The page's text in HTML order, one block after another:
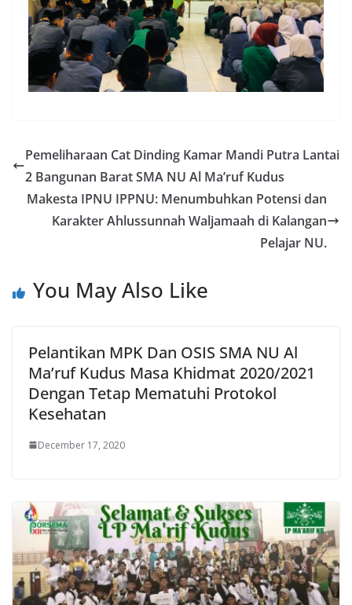
Pemeliharaan Cat Dinding Kamar Mandi Putra Lantai
2 Bangunan Barat SMA NU Al Ma’ruf Kudus
Makesta IPNU IPPNU: Menumbuhkan Potensi dan
Karakter Ahlussunnah Waljamaah di Kalangan
Pelajar NU.
You May Also Like
Pelantikan MPK Dan OSIS SMA NU Al
Ma’ruf Kudus Masa Khidmat 2020/2021
Dengan Tetap Mematuhi Protokol
Kesehatan
December 17, 2020